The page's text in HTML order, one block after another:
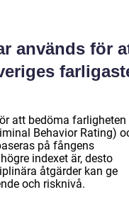
används för
att bedöma farligheten
Behavior Rating)
på fångens
indexet är, desto
åtgärder kan ge
och risknivå.